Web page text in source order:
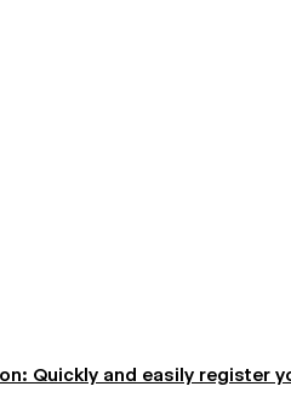
Quickly and easily register